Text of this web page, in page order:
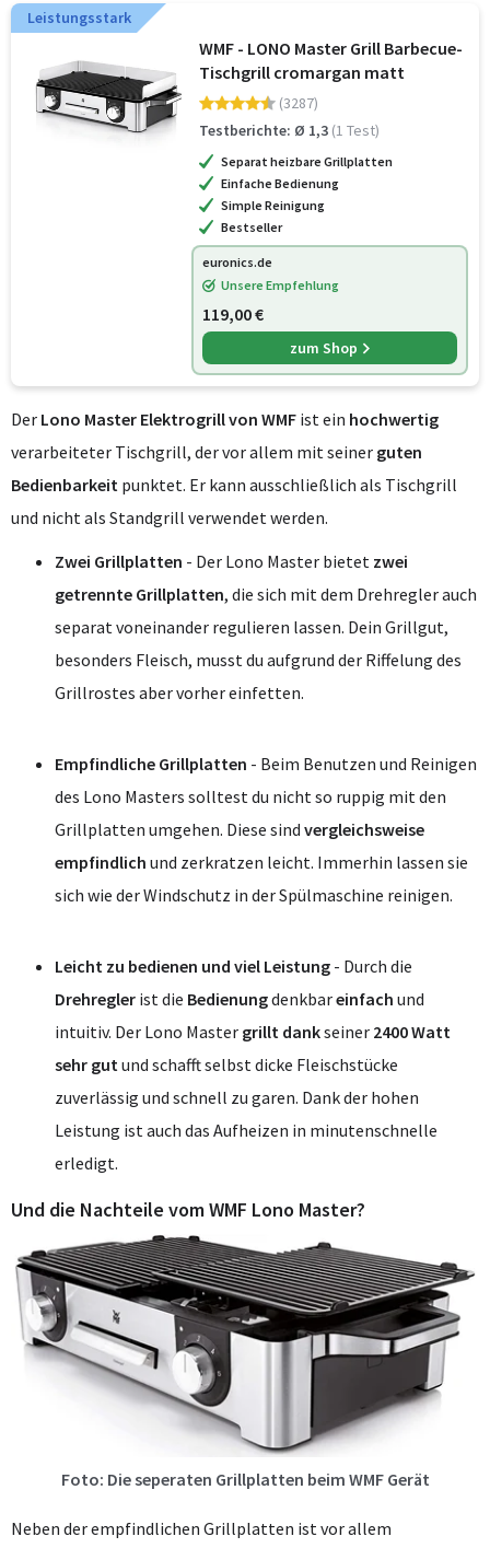
Leistungsstark
WMF - LONO Master Grill Barbecue-
Tischgrill cromargan matt
(3287)
Testberichte: Ø 1,3 (1 Test)
Separat heizbare Grillplatten
Einfache Bedienung
Simple Reinigung
Bestseller
euronics.de
Unsere Empfehlung
119,00 €
zum Shop
Der Lono Master Elektrogrill von WMF ist ein hochwertig
verarbeiteter Tischgrill, der vor allem mit seiner guten
Bedienbarkeit punktet. Er kann ausschließlich als Tischgrill
und nicht als Standgrill verwendet werden.
Zwei Grillplatten - Der Lono Master bietet zwei
getrennte Grillplatten, die sich mit dem Drehregler auch
separat voneinander regulieren lassen. Dein Grillgut,
besonders Fleisch, musst du aufgrund der Riffelung des
Grillrostes aber vorher einfetten.
Empfindliche Grillplatten - Beim Benutzen und Reinigen
des Lono Masters solltest du nicht so ruppig mit den
Grillplatten umgehen. Diese sind vergleichsweise
empfindlich und zerkratzen leicht. Immerhin lassen sie
sich wie der Windschutz in der Spülmaschine reinigen.
Leicht zu bedienen und viel Leistung - Durch die
Drehregler ist die Bedienungdenkbareinfach und
intuitiv. Der Lono Master grillt dankseiner 2400 Watt
sehr gut und schafft selbst dicke Fleischstücke
zuverlässig und schnell zu garen. Dank der hohen
Leistung ist auch das Aufheizen in minutenschnelle
erledigt.
Und die Nachteile vom WMF Lono Master?
Foto: Die seperaten Grillplatten beim WMF Gerät
Neben der empfindlichen Grillplatten ist vor allem